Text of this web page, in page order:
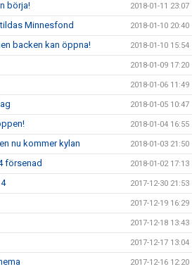
börja! 2018-01-11 23:07
Minnesfond 2018-01-10 20:40
backen kan öppna! 2018-01-10 15:54
2018-01-09 17:20
2018-01-06 11:49
2018-01-05 10:47
2018-01-04 16:55
nu kommer kylan 2018-01-03 21:50
försenad 2018-01-02 17:13
2017-12-30 21:53
2017-12-19 16:29
2017-12-18 13:43
2017-12-17 13:04
2017-12-16 12:20